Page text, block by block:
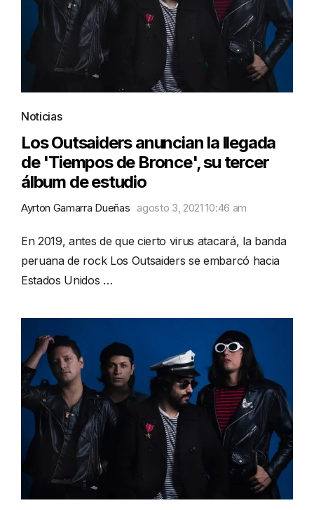
Noticias
Los Outsaiders anuncian la llegada
de 'Tiempos de Bronce', su tercer
álbum de estudio
Ayrton Gamarra Dueñas agosto 3, 2021 10:46 am
En 2019, antes de que cierto virus atacará, la banda
peruana de rock Los Outsaiders se embarcó hacia
Estados Unidos …